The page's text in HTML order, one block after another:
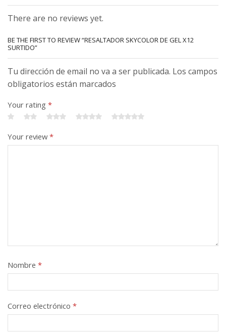
There are no reviews yet.
BE THE FIRST TO REVIEW “RESALTADOR SKYCOLOR DE GEL X12
SURTIDO”
Tu dirección de email no va a ser publicada. Los campos
obligatorios están marcados
Your rating *
Your review*
Nombre *
Correo electrónico *